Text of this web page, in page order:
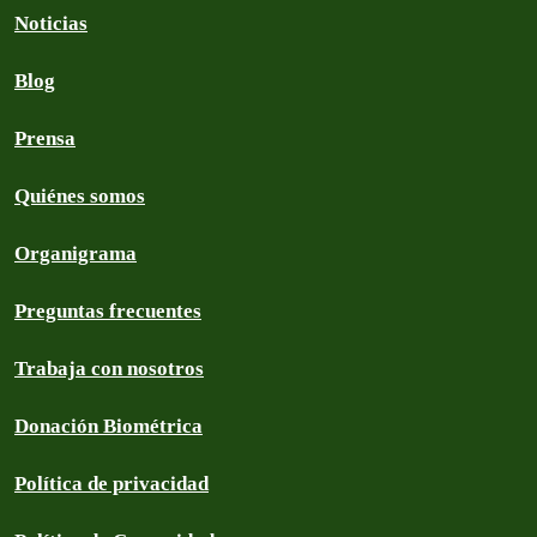
Noticias
Blog
Prensa
Quiénes somos
Organigrama
Preguntas frecuentes
Trabaja con nosotros
Donación Biométrica
Política de privacidad